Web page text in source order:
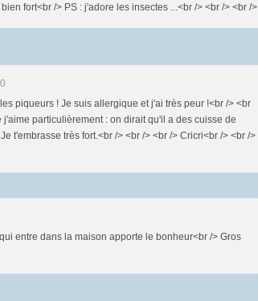
fort<br /> PS : j'adore les insectes ...<br /> <br /> <br />
piqueurs ! Je suis allergique et j'ai très peur !<br /> <br
j'aime particulièrement : on dirait qu'il a des cuisse de
t'embrasse très fort.<br /> <br /> <br /> Cricri<br /> <br />
entre dans la maison apporte le bonheur<br /> Gros